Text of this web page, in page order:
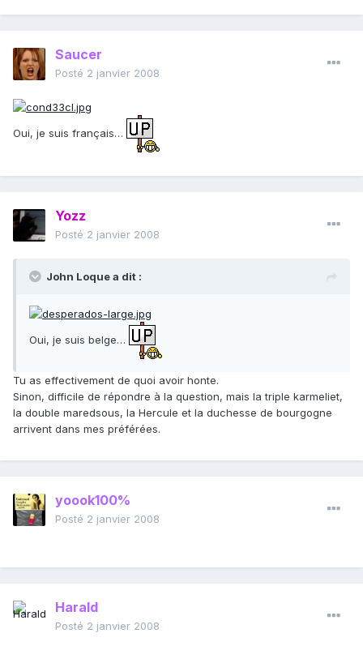
Saucer
Posté 2 janvier 2008
Oui, je suis français…
Yozz
Posté 2 janvier 2008
John Loque a dit :
Oui, je suis belge…
Tu as effectivement de quoi avoir honte.
Sinon, difficile de répondre à la question, mais la triple karmeliet,
la double maredsous, la Hercule et la duchesse de bourgogne
arrivent dans mes préférées.
yoook100%
Posté 2 janvier 2008
Harald
Posté 2 janvier 2008